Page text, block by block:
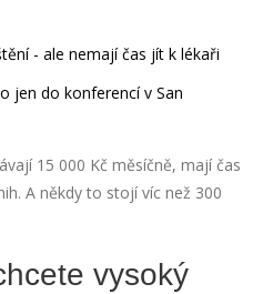
- ale nemají čas jít k lékaři
jen do konferencí v San
15 000 Kč měsíčně, mají čas
A někdy to stojí víc než 300
vysoký